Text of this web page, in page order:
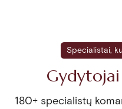
Specialistai,
180+ specialistų